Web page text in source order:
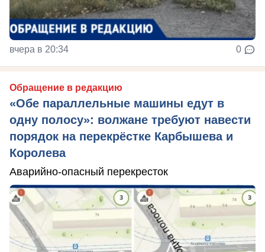
вчера в 20:34 0
Обращение в редакцию
«Обе параллельные машины едут в
одну полосу»: волжане требуют навести
порядок на перекрёстке Карбышева и
Королева
Аварийно-опасный перекресток